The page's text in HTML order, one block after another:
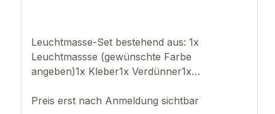
Leuchtmasse-Set bestehend aus: 1x
Leuchtmassse (gewünschte Farbe
angeben)1x Kleber1x Verdünner1x
Preis erst nach Anmeldung sichtbar